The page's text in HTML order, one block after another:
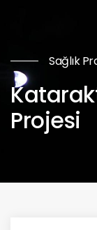
Sağlık
Projesi